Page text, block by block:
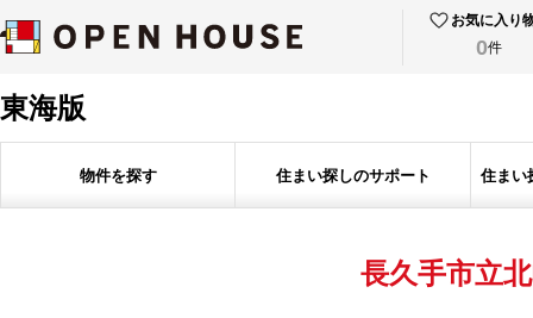
お気に入り
0件
東海版
物件を探す 住まい探しのサポート 住まい
長久手市立